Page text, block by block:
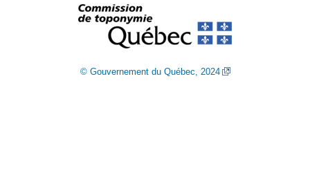
© Gouvernement du Québec, 2024